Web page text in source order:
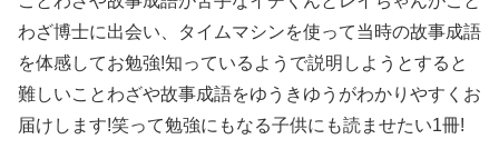
わざ博士に出会い、タイムマシンを使って当時の故事成語
を体感してお勉強!知っているようで説明しようとすると
難しいことわざや故事成語をゆうきゆうがわかりやすくお
届けします!笑って勉強にもなる子供にも読ませたい1冊!